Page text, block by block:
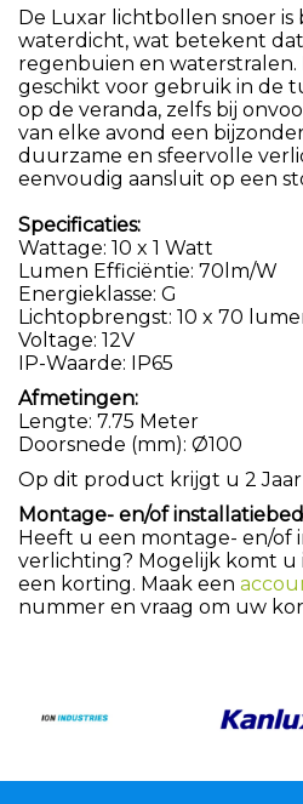
De Luxar lichtbollen snoer is
waterdicht, wat betekent
regenbuien en waterstralen.
geschikt voor gebruik in de
op de veranda, zelfs bij
van elke avond een
duurzame en sfeervolle
eenvoudig aansluit op een
Specificaties:
Wattage: 10 x 1 Watt
Lumen Efficiëntie: 70lm/W
Energieklasse: G
Lichtopbrengst: 10 x 70
Voltage: 12V
IP-Waarde: IP65
Afmetingen:
Lengte: 7.75 Meter
Doorsnede (mm): Ø100
Op dit product krijgt u 2 Jaar
Montage- en/of
Heeft u een montage- en/of
verlichting? Mogelijk komt u
een korting. Maak een
nummer en vraag om uw